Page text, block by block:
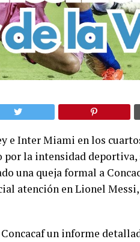
e Inter Miami en los
por la intensidad
una queja formal a
atención en Lionel
un informe